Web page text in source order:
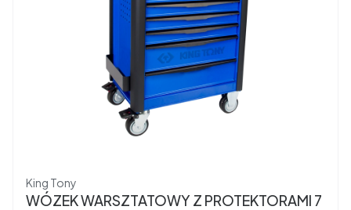
Producent
King Tony
WÓZEK WARSZTATOWY Z PROTEKTORAMI 7